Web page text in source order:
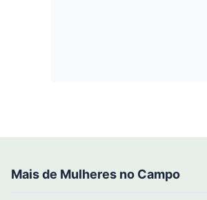
Mais de Mulheres no Campo